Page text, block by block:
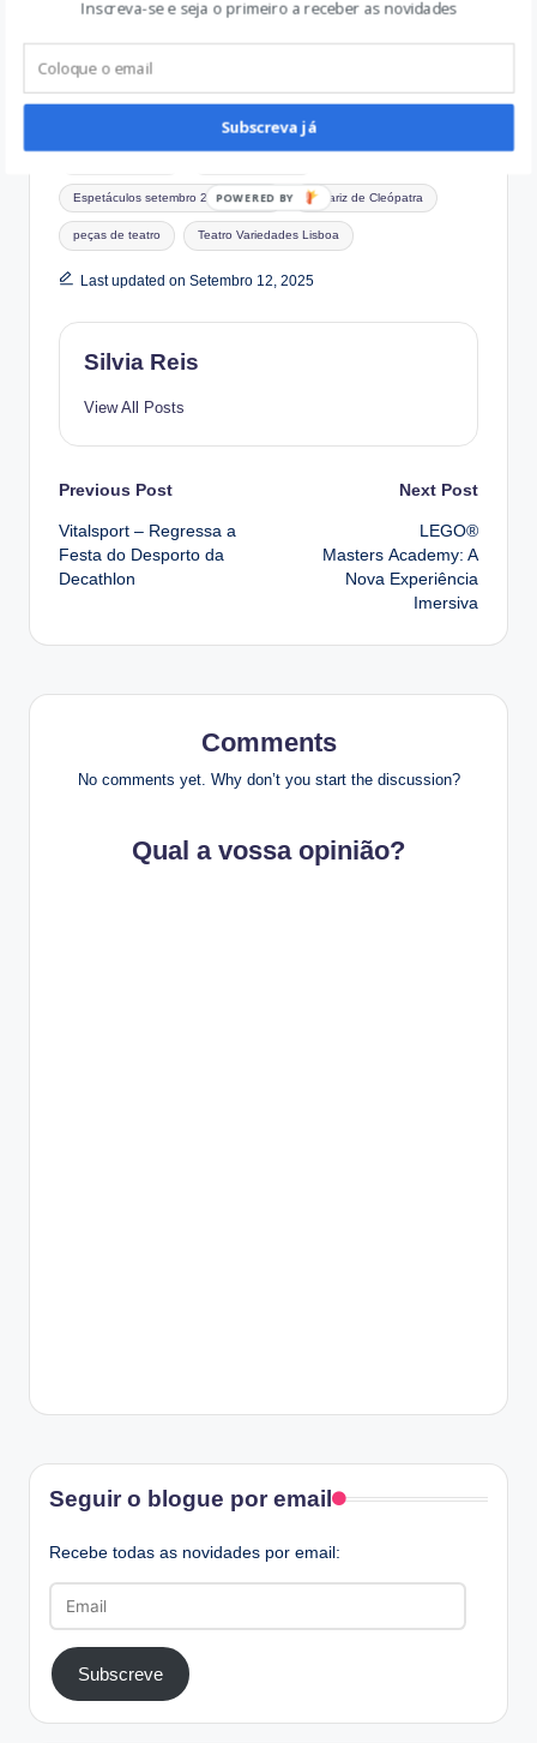
Novembro 10, 2017
In "Atividades em
Família"
Tags:
Espetáculos setembro 2025 Lisboa O Nariz de Cleópatra
peças de teatro Teatro Variedades Lisboa
Last updated on Setembro 12, 2025
Silvia Reis
View All Posts
Post
navigation
Previous Post
Vitalsport – Regressa a
Festa do Desporto da
Decathlon
Next Post
LEGO®
Masters Academy: A
Nova Experiência
Imersiva
Comments
No comments yet. Why don’t you start the discussion?
Qual a vossa opinião?
Seguir o blogue por email
Recebe todas as novidades por email:
Subscreve
Inscreva-se e seja o primeiro a receber as novidades
Subscreva já